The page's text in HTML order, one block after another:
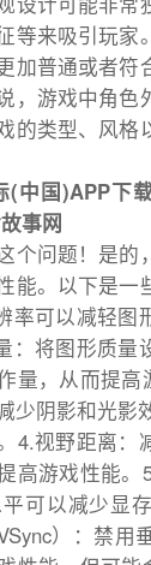
等来吸引玩家
加普通或者符
，游戏中角色
的类型、风格
(中国)APP下
事网
个问题！是的
能。以下是一
率可以减轻图
：将图形质量
量，从而提高
少阴影和光影
4.视野距离：
高游戏性能。
可以减少显
）：禁用